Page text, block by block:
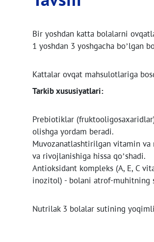
Bir yoshdan katta bolalarni
1 yoshdan 3 yoshgacha bo’lgan
Kattalar ovqat mahsulotlariga
Tarkib xususiyatlari:
Prebiotiklar
olishga yordam beradi.
Muvozanatlashtirilgan vitamin
va rivojlanishiga hissa qo’shadi.
Antioksidant kompleks (A, E, C
inozitol) - bolani atrof-muhitning
Nutrilak 3 bolalar sutining